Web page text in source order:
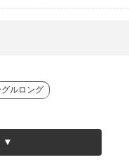
グルロング
ト付
ルロング